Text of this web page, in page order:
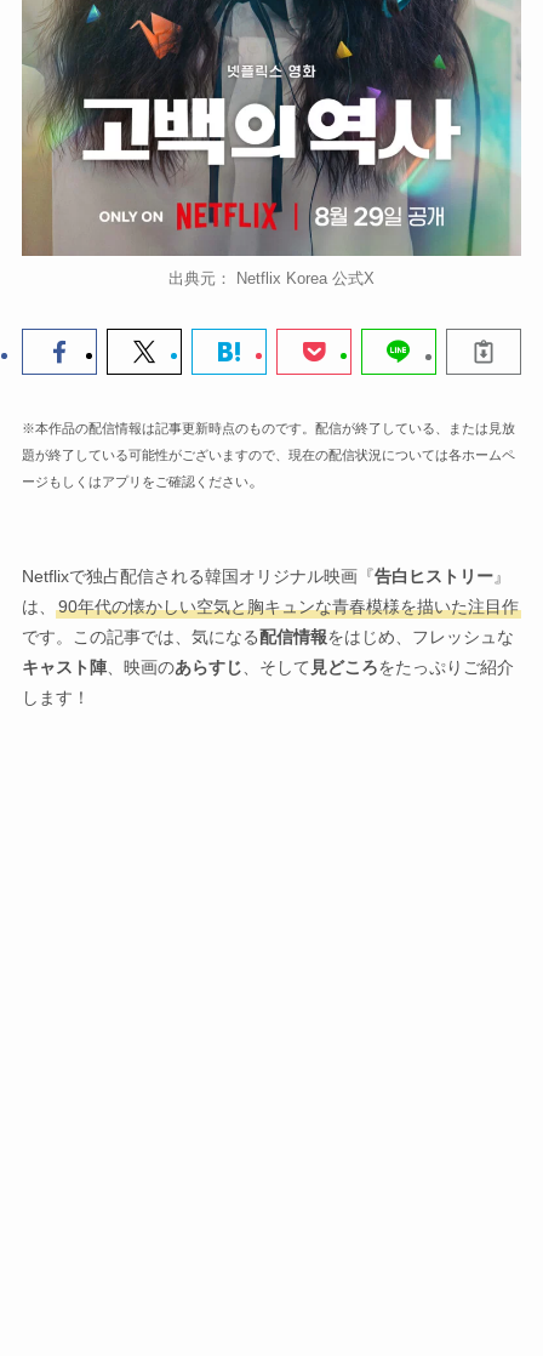
出典元： Netflix Korea 公式X
※本作品の配信情報は記事更新時点のものです。配信が終了している、または見放
題が終了している可能性がございますので、現在の配信状況については各ホームペ
ージもしくはアプリをご確認ください。
Netflixで独占配信される韓国オリジナル映画『告白ヒストリー』
は、
90年代の懐かしい空気と胸キュンな青春模様を描いた注目作
です。この記事では、気になる配信情報をはじめ、フレッシュな
キャスト陣、映画のあらすじ、そして 見どころをたっぷりご紹介
します！